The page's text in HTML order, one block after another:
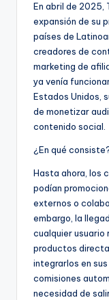
En abril de 2025,
expansión de su
países de
creadores de
marketing de
ya venía
Estados Unidos,
de monetizar
contenido social.
¿En qué
Hasta ahora, los
podían
externos o
embargo, la
cualquier
productos
integrarlos en
comisiones
necesidad de